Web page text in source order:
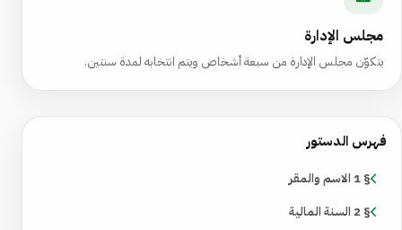
مجلس الإدارة
يتكوّن مجلس الإدارة من سبعة أشخاص ويتم انتخابه لمدة سنتين.
فهرس الدستور
§ 1 الاسم والمقر
§ 2 السنة المالية